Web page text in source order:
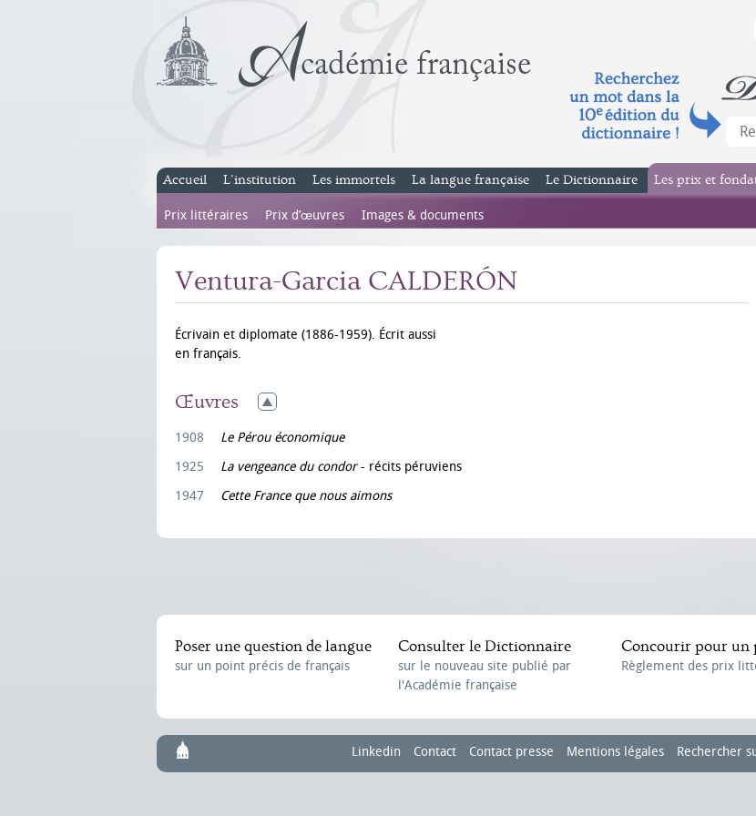
Accueil L’institution Les immortels La langue française Le Dictionnaire Les prix et
Prix littéraires Prix d’œuvres Images & documents
Ventura-Garcia CALDERÓN
Écrivain et diplomate (1886-1959). Écrit aussi
en français.
Œuvres
1908
Le Pérou économique
1925
La vengeance du condor- récits péruviens
1947
Cette France que nous aimons
Poser une question de langue
sur un point précis de français
Consulter le Dictionnaire
sur le nouveau site publié par
l'Académie française
Concourir pour un
Règlement des prix
Linkedin Contact Contact presse Mentions légales Rechercher